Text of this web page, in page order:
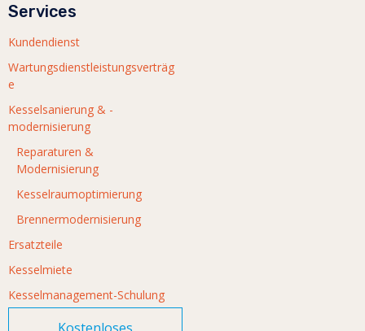
Services
Kundendienst
Wartungsdienstleistungsverträg
e
Kesselsanierung & -
modernisierung
Reparaturen &
Modernisierung
Kesselraumoptimierung
Brennermodernisierung
Ersatzteile
Kesselmiete
Kesselmanagement-Schulung
Kostenloses